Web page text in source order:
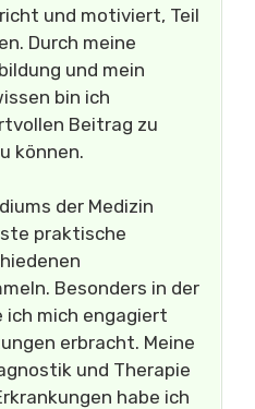
und motiviert, Teil
Durch meine
und mein
bin ich
Beitrag zu
können.
der Medizin
praktische
Besonders in der
ich mich engagiert
erbracht. Meine
und Therapie
habe ich